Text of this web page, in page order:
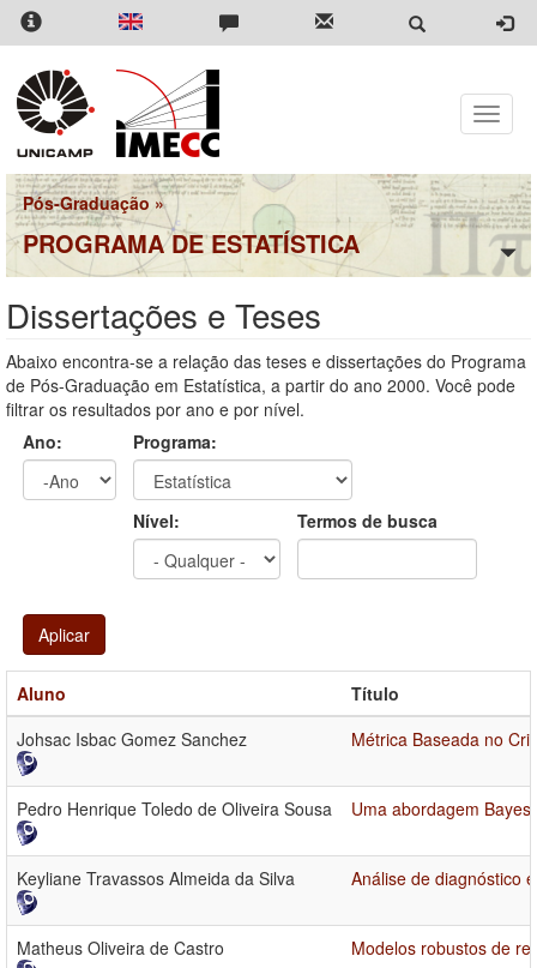
Pular
para
conteúdo
principal
Toggle
Pós-Graduação »
PROGRAMA DE ESTATÍSTICA
Dissertações e Teses
Abaixo encontra-se a relação das teses e dissertações do Programa
de Pós-Graduação em Estatística, a partir do ano 2000. Você pode
filtrar os resultados por ano e por nível.
Ano:
Programa:
Nível: Termos de busca
Aplicar
Aluno
Título
Johsac Isbac Gomez Sanchez
Métrica Baseada no
Pedro Henrique Toledo de Oliveira Sousa Uma abordagem
Keyliane Travassos Almeida da Silva Análise de diagnóstico
Matheus Oliveira de Castro Modelos robustos de